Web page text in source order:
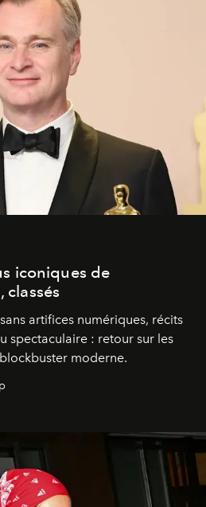
iconiques de
classés
artifices numériques, récits
spectaculaire : retour sur les
moderne.